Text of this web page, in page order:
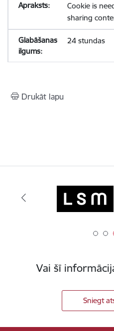
Cookie is
sharing
24 stundas
Drukāt lapu
Vai šī
Sniegt